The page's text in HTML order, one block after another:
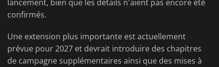
lancement, bien que les détails n'aient pas encore été
confirmés.
Une extension plus importante est actuellement
prévue pour 2027 et devrait introduire des chapitres
de campagne supplémentaires ainsi que des mises à